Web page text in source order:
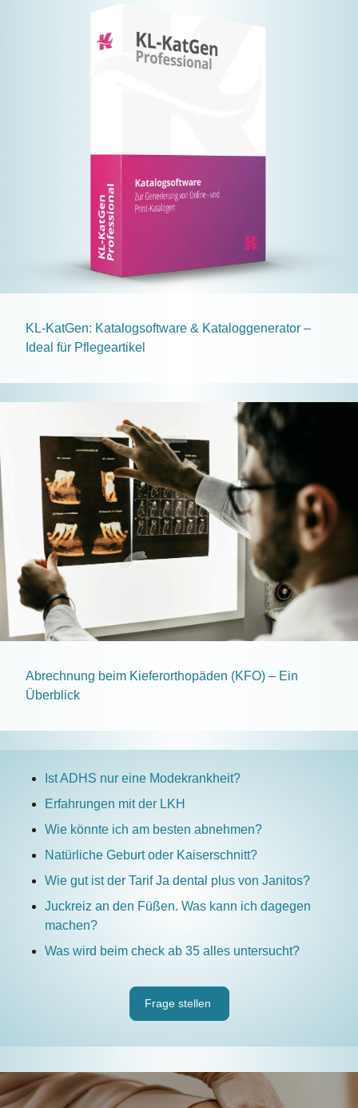
KL-KatGen: Katalogsoftware & Kataloggenerator –
Ideal für Pflegeartikel
Abrechnung beim Kieferorthopäden (KFO) – Ein
Überblick
Ist ADHS nur eine Modekrankheit?
Erfahrungen mit der LKH
Wie könnte ich am besten abnehmen?
Natürliche Geburt oder Kaiserschnitt?
Wie gut ist der Tarif Ja dental plus von Janitos?
Juckreiz an den Füßen. Was kann ich dagegen
machen?
Was wird beim check ab 35 alles untersucht?
Frage stellen